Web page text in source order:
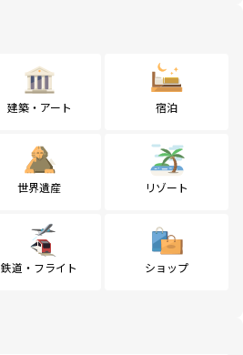
建築・アート 宿泊
世界遺産 リゾート
鉄道・フライト ショップ